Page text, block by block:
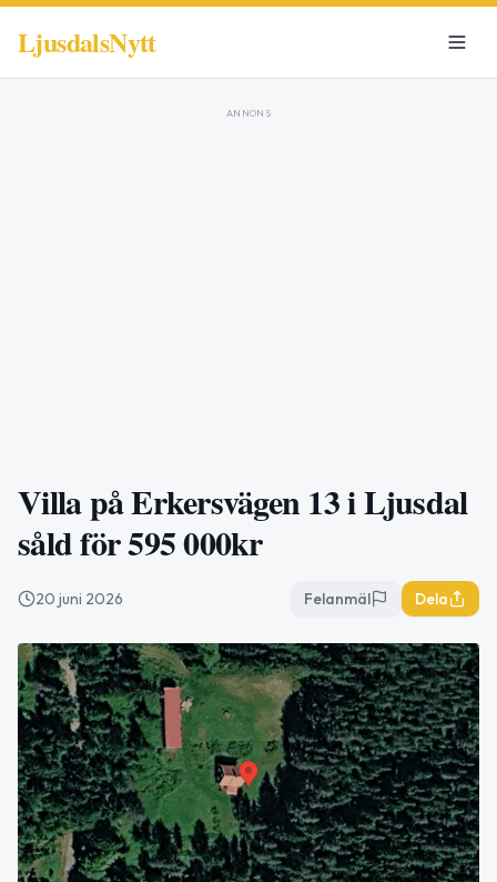
LjusdalsNytt
ANNONS
Villa på Erkersvägen 13 i Ljusdal
såld för 595 000kr
20 juni 2026 Felanmäl Dela